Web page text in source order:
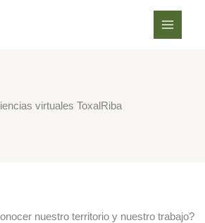
virtuales ToxalRiba
nuestro territorio y nuestro trabajo?